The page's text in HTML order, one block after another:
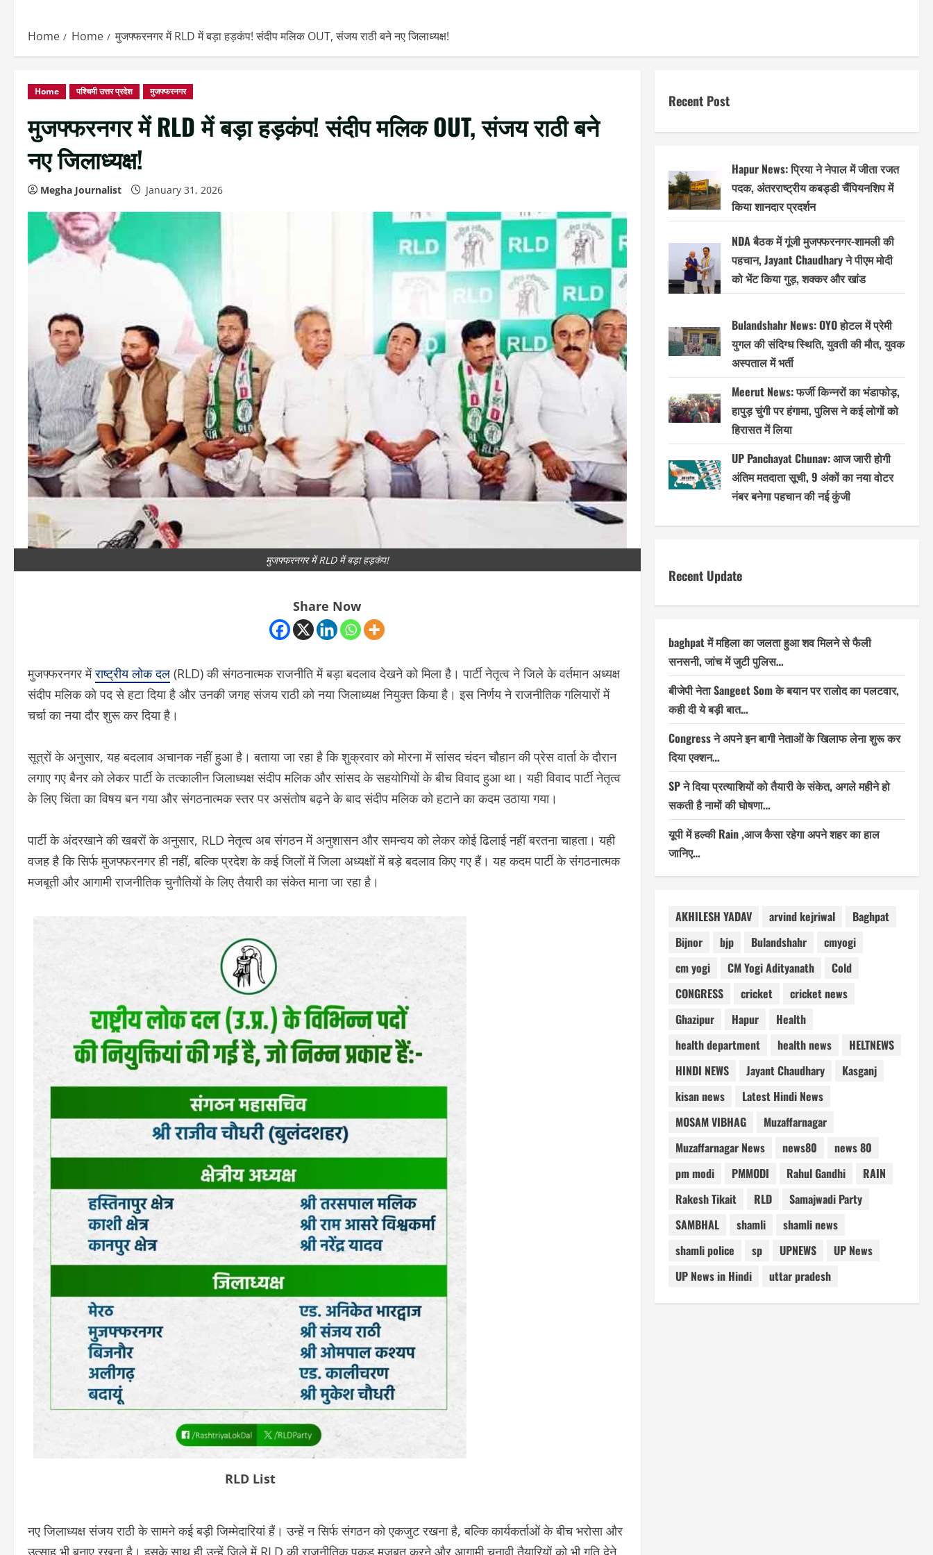
Home Home मुजफ्फरनगर में RLD में बड़ा हड़कंप! संदीप मलिक OUT, संजय राठी बने नए जिलाध्यक्ष!
Home पश्चिमी उत्तर प्रदेश मुजफ्फरनगर
मुजफ्फरनगर में RLD में बड़ा हड़कंप! संदीप मलिक OUT, संजय राठी बने
नए जिलाध्यक्ष!
Megha Journalist January 31, 2026
मुजफ्फरनगर में RLD में बड़ा हड़कंप!
Share Now
मुजफ्फरनगर मेंराष्ट्रीय लोक दल (RLD) की संगठनात्मक राजनीति में बड़ा बदलाव देखने को मिला है। पार्टी नेतृत्व ने जिले के वर्तमान अध्यक्ष
संदीप मलिक को पद से हटा दिया है और उनकी जगह संजय राठी को नया जिलाध्यक्ष नियुक्त किया है। इस निर्णय ने राजनीतिक गलियारों में
चर्चा का नया दौर शुरू कर दिया है।
सूत्रों के अनुसार, यह बदलाव अचानक नहीं हुआ है। बताया जा रहा है कि शुक्रवार को मोरना में सांसद चंदन चौहान की प्रेस वार्ता के दौरान
लगाए गए बैनर को लेकर पार्टी के तत्कालीन जिलाध्यक्ष संदीप मलिक और सांसद के सहयोगियों के बीच विवाद हुआ था। यही विवाद पार्टी नेतृत्व
के लिए चिंता का विषय बन गया और संगठनात्मक स्तर पर असंतोष बढ़ने के बाद संदीप मलिक को हटाने का कदम उठाया गया।
पार्टी के अंदरखाने की खबरों के अनुसार, RLD नेतृत्व अब संगठन में अनुशासन और समन्वय को लेकर कोई ढिलाई नहीं बरतना चाहता। यही
वजह है कि सिर्फ मुजफ्फरनगर ही नहीं, बल्कि प्रदेश के कई जिलों में जिला अध्यक्षों में बड़े बदलाव किए गए हैं। यह कदम पार्टी के संगठनात्मक
मजबूती और आगामी राजनीतिक चुनौतियों के लिए तैयारी का संकेत माना जा रहा है।
RLD List
नए जिलाध्यक्ष संजय राठी के सामने कई बड़ी जिम्मेदारियां हैं। उन्हें न सिर्फ संगठन को एकजुट रखना है, बल्कि कार्यकर्ताओं के बीच भरोसा और
उत्साह भी बनाए रखना है। इसके साथ ही उन्हें जिले में RLD की राजनीतिक पकड़ मजबूत करने और आगामी चुनावी तैयारियों को भी गति देने
Recent Post
Hapur News: प्रिया ने नेपाल में जीता रजत
पदक, अंतरराष्ट्रीय कबड्डी चैंपियनशिप में
किया शानदार प्रदर्शन
NDA बैठक में गूंजी मुजफ्फरनगर-शामली की
पहचान, Jayant Chaudhary ने पीएम मोदी
को भेंट किया गुड़, शक्कर और खांड
Bulandshahr News: OYO होटल में प्रेमी
युगल की संदिग्ध स्थिति, युवती की मौत, युवक
अस्पताल में भर्ती
Meerut News: फर्जी किन्नरों का भंडाफोड़,
हापुड़ चुंगी पर हंगामा, पुलिस ने कई लोगों को
हिरासत में लिया
UP Panchayat Chunav: आज जारी होगी
अंतिम मतदाता सूची, 9 अंकों का नया वोटर
नंबर बनेगा पहचान की नई कुंजी
Recent Update
baghpat में महिला का जलता हुआ शव मिलने से फैली
सनसनी, जांच में जुटी पुलिस…
बीजेपी नेता Sangeet Som के बयान पर रालोद का पलटवार,
कही दी ये बड़ी बात…
Congress ने अपने इन बागी नेताओं के खिलाफ लेना शुरू कर
दिया एक्शन…
SP ने दिया प्रत्याशियों को तैयारी के संकेत, अगले महीने हो
सकती है नामों की घोषणा…
यूपी में हल्की Rain ,आज कैसा रहेगा अपने शहर का हाल
जानिए…
AKHILESH YADAV arvind kejriwal
Baghpat
Bijnor
bjp Bulandshahr
cmyogi
cm yogi
CM Yogi Adityanath
Cold
CONGRESS
cricket
cricket news
Ghazipur
Hapur
Health
health department
health news
HELTNEWS
HINDI NEWS
Jayant Chaudhary
Kasganj
kisan news
Latest Hindi News
MOSAM VIBHAG
Muzaffarnagar
Muzaffarnagar News
news80
news 80
pm modi
PMMODI Rahul Gandhi
RAIN
Rakesh Tikait
RLD
Samajwadi Party
SAMBHAL
shamli
shamli news
shamli police
sp UPNEWS
UP News
UP News in Hindi
uttar pradesh